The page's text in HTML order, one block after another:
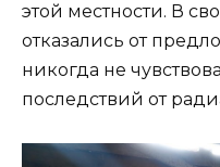
этой местности. В
отказались от
никогда не
последствий от